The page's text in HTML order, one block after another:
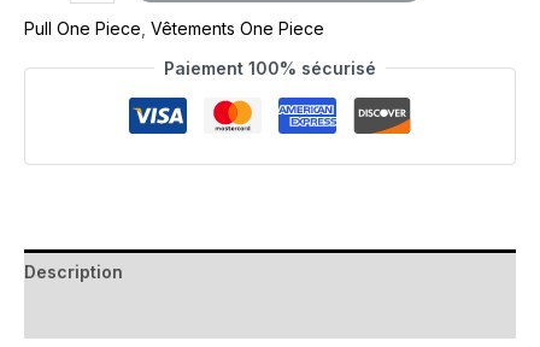
Pull One Piece Vêtements One Piece
Paiement 100% sécurisé
Description